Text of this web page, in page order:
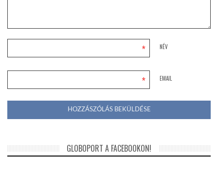
NÉV
*
EMAIL
*
GLOBOPORT A FACEBOOKON!